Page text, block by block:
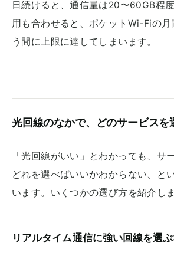
日続けると、通信量は20〜60GB程
用も合わせると、ポケットWi-Fiの
う間に上限に達してしまいます。
光回線のなかで、どのサービスを
「光回線がいい」とわかっても、サ
どれを選べばいいかわからない、と
います。いくつかの選び方を紹介しま
リアルタイム通信に強い回線を選